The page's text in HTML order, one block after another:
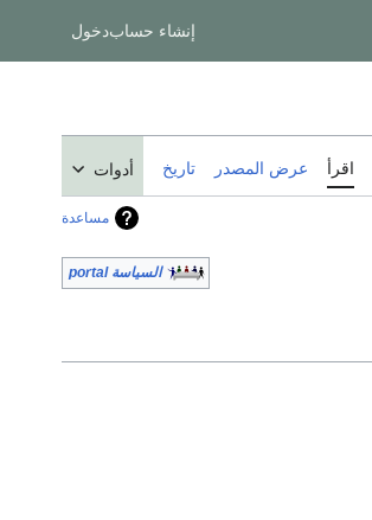
إنشاء حسابدخول
اقرأ عرض المصدر تاريخ أدوات
مساعدة
السياسة portal